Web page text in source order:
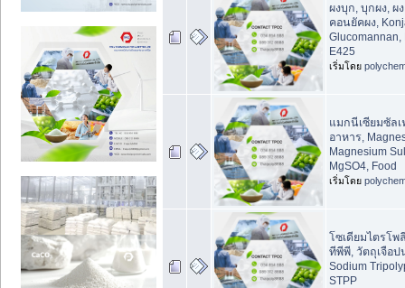
ผงบุก, บุกผง, ผ
คอนยัคผง,
Glucomannan,
E425
เริ่มโดย
แมกนีเซียมซัลเ
อาหาร,
Magnesium
MgSO4, Food
เริ่มโดย
โซเดียมไตรโพ
ทีพีพี, วัตถุเจือป
Sodium
STPP